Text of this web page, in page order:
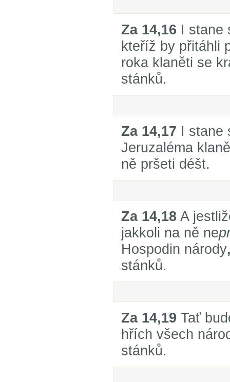
Za 14,16 I stane
kteříž by přitáhli
roka klaněti se
stánků.
Za 14,17 I stane
Jeruzaléma
ně pršeti déšt.
Za 14,18 A
jakkoli na ně ne
Hospodin národy
stánků.
Za 14,19 Tať
hřích všech
stánků.